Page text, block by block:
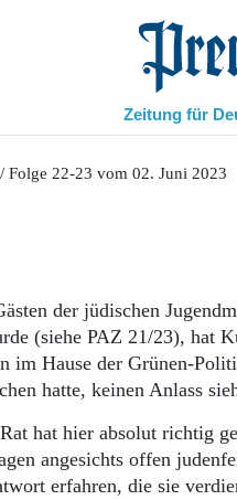
Preußische
Zeitung für
/ Folge 22-23 vom 02. Juni 2023
der jüdischen
(siehe PAZ 21/23), hat
im Hause der Grünen-
hatte, keinen Anlass
hat hier absolut richtig
angesichts offen
erfahren, die sie